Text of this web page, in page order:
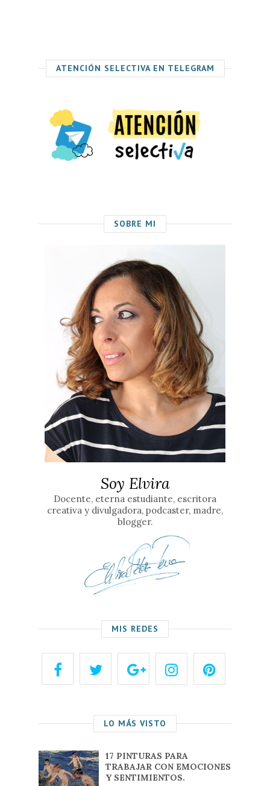
ATENCIÓN SELECTIVA EN TELEGRAM
SOBRE MI
Soy Elvira
Docente, eterna estudiante, escritora
creativa y divulgadora, podcaster, madre,
blogger.
MIS REDES
LO MÁS VISTO
17 PINTURAS PARA
TRABAJAR CON EMOCIONES
Y SENTIMIENTOS.